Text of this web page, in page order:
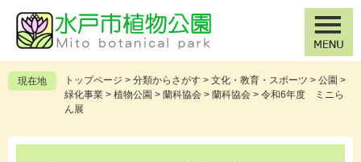
の
先
頭
ー
を
飛
現在地 トップページ > 分類からさがす > 文化・教育・スポーツ > 公園 >
緑化事業 > 植物公園 > 蘭科協会 > 蘭科協会 > 令和6年度 ミニら
ん展